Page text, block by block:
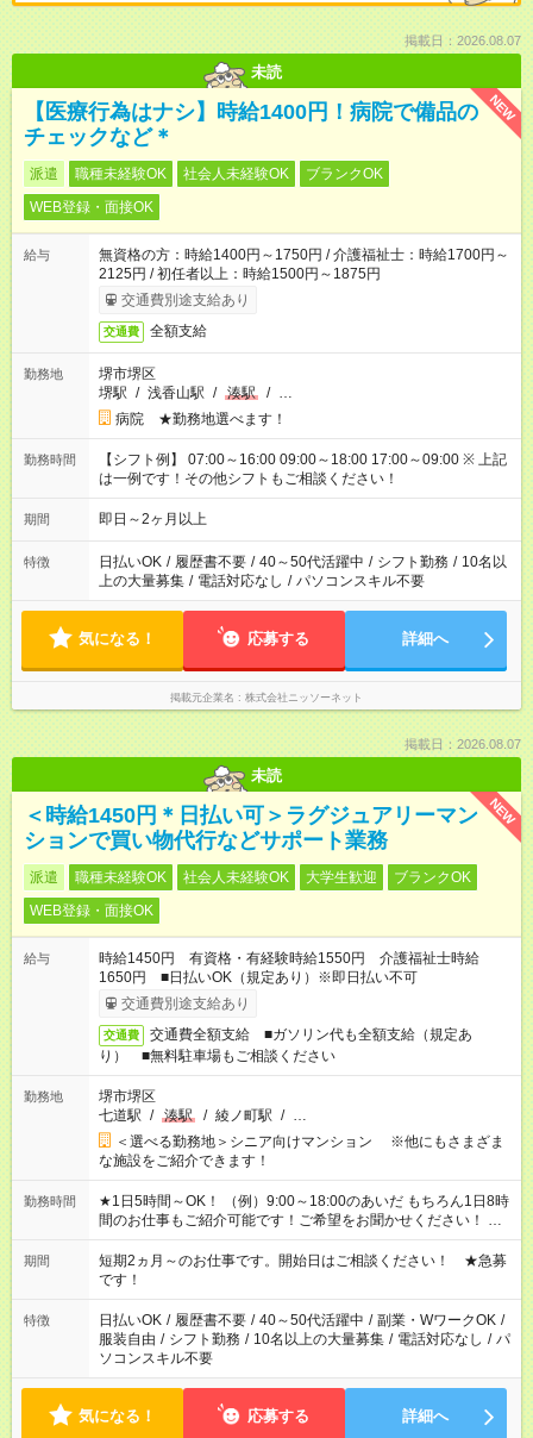
掲載日：2026.08.07
未読
NEW
【医療行為はナシ】時給1400円！病院で備品の
チェックなど＊
派遣 職種未経験OK 社会人未経験OK
ブランクOK
WEB登録・面接OK
給与
無資格の方：時給1400円～1750円 / 介護福祉士：時給1700円～
2125円 / 初任者以上：時給1500円～1875円
交通費別途支給あり
交通費 全額支給
勤務地
堺市堺区
堺駅 / 浅香山駅 / 湊駅 / …
病院 ★勤務地選べます！
勤務時間
【シフト例】 07:00～16:00 09:00～18:00 17:00～09:00 ※ 上記
は一例です！その他シフトもご相談ください！
期間 即日～2ヶ月以上
特徴 日払いOK / 履歴書不要 / 40～50代活躍中 / シフト勤務 / 10名以
上の大量募集 / 電話対応なし / パソコンスキル不要
気になる！ 応募する 詳細へ
掲載元企業名 株式会社ニッソーネット
掲載日：2026.08.07
未読
NEW
＜時給1450円＊日払い可＞ラグジュアリーマン
ションで買い物代行などサポート業務
派遣 職種未経験OK 社会人未経験OK 大学生歓迎
ブランクOK
WEB登録・面接OK
給与
時給1450円 有資格・有経験時給1550円 介護福祉士時給
1650円 ■日払いOK（規定あり）※即日払い不可
交通費別途支給あり
交通費
交通費全額支給 ■ガソリン代も全額支給（規定あ
り） ■無料駐車場もご相談ください
勤務地
堺市堺区
七道駅 / 湊駅 / 綾ノ町駅 / …
＜選べる勤務地＞シニア向けマンション ※他にもさまざま
な施設をご紹介できます！
勤務時間
★1日5時間～OK！ （例）9:00～18:00のあいだ もちろん1日8時
間のお仕事もご紹介可能です！ご希望をお聞かせください！ ★
家庭の都合でお休みが必要な場合も遠慮なくご相談ください。
※週最低15時間以上の勤務が必要です
期間
短期2ヵ月～のお仕事です。開始日はご相談ください！ ★急募
です！
特徴 日払いOK / 履歴書不要 / 40～50代活躍中 / 副業・WワークOK /
服装自由 / シフト勤務 / 10名以上の大量募集 / 電話対応なし / パ
ソコンスキル不要
気になる！ 応募する 詳細へ